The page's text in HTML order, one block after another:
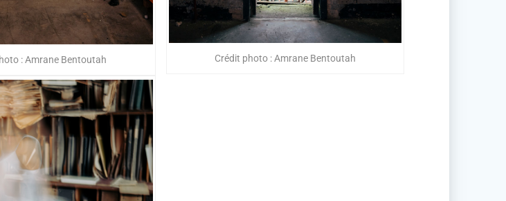
: Amrane Bentoutah Crédit photo : Amrane Bentoutah